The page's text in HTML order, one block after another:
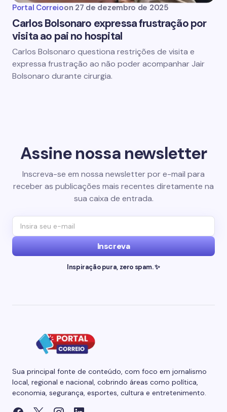
Portal Correioon 27 de dezembro de 2025
Carlos Bolsonaro expressa frustração por
visita ao pai no hospital
Carlos Bolsonaro questiona restrições de visita e
expressa frustração ao não poder acompanhar Jair
Bolsonaro durante cirurgia.
Assine nossa newsletter
Inscreva-se em nossa newsletter por e-mail para
receber as publicações mais recentes diretamente na
sua caixa de entrada.
Inscreva
Inspiração pura, zero spam. ✨
Sua principal fonte de conteúdo, com foco em jornalismo
local, regional e nacional, cobrindo áreas como política,
economia, segurança, esportes, cultura e entretenimento.